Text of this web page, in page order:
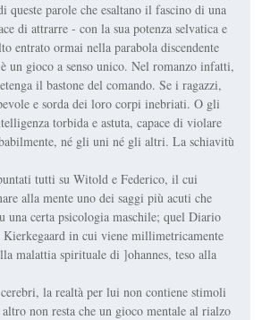
queste parole che esaltano il fascino di una
di attrarre - con la sua potenza selvatica e
entrato ormai nella parabola discendente
un gioco a senso unico. Nel romanzo infatti,
il bastone del comando. Se i ragazzi,
e sorda dei loro corpi inebriati. O gli
torbida e astuta, capace di violare
né gli uni né gli altri. La schiavitù
tutti su Witold e Federico, il cui
alla mente uno dei saggi più acuti che
una certa psicologia maschile; quel Diario
Kierkegaard in cui viene millimetricamente
malattia spirituale di ]ohannes, teso alla
la realtà per lui non contiene stimoli
non resta che un gioco mentale al rialzo